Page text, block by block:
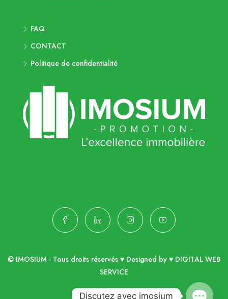
FAQ
CONTACT
Politique de confidentialité
© IMOSIUM - Tous droits réservés ♥ Designed by ♥ DIGITAL WEB
SERVICE
Discutez avec imosium